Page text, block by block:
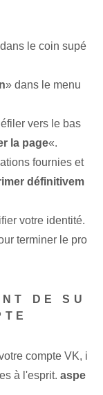
dans le coin supé
» dans le menu
vers le bas
la page«.
fournies et
définitivem
votre ‌identité.
terminer le pro
DE SU
compte VK, i
à l'esprit. aspe